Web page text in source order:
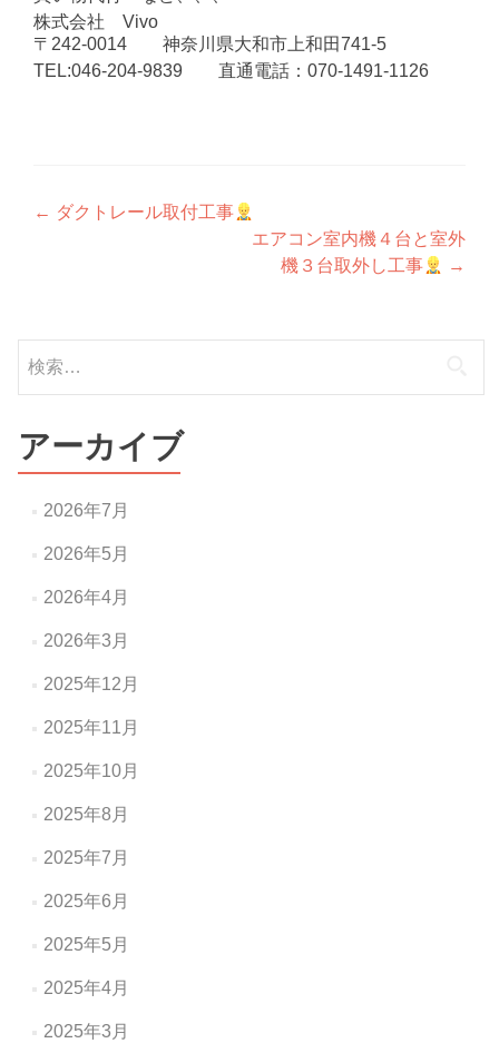
株式会社 Vivo
〒242-0014 神奈川県大和市上和田741-5
TEL:046-204-9839 直通電話：070-1491-1126
投
ビ
ゲ
シ
ン
← ダクトレール取付工事
エアコン室内機４台と室外
機３台取外し工事
→
索:
アーカイブ
2026年7月
2026年5月
2026年4月
2026年3月
2025年12月
2025年11月
2025年10月
2025年8月
2025年7月
2025年6月
2025年5月
2025年4月
2025年3月